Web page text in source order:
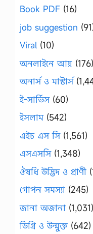
Book PDF (16)
job suggestion
Viral (10)
অনলাইনে আয় (176)
অনার্স ও মাস্টার্স
ই-সার্ভিস(60)
ইসলাম(542)
এইচ এস সি(1,561)
এসএসসি(1,348)
ঔষধি উদ্ভিদ ও প্রাণী
গোপন সমস্যা (245)
জানা অজানা (1,031)
ডিগ্রি ও উন্মুক্ত (642)